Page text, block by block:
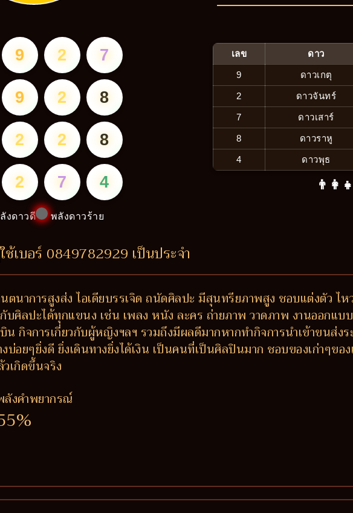
9 2 7
9 2 8
2 2 8
2 7 4
งดาวดี พลังดาวร้าย
เลข ดาว
9 ดาวเกตุ
2 ดาวจันทร์
7 ดาวเสาร์
8 ดาวราหู
4 ดาวพุธ
ช้เบอร์ 0849782929 เป็นประจำ
ตนาการสูงส่ง ไอเดียบรรเจิด ถนัดศิลปะ มีสุนทรียภาพสูง ชอบแต่งตัว ไ
กับศิลปะได้ทุกแขนง เช่น เพลง หนัง ละคร ถ่ายภาพ วาดภาพ งานออกแบ
น กิจการเกี่ยวกับผู้หญิงฯลฯ รวมถึงมีผลดีมากหากทำกิจการนำเข้าขนส่งร
บ่อยๆยิ่งดี ยิ่งเดินทางยิ่งได้เงิน เป็นคนที่เป็นศิลปินมาก ชอบของเก่าๆขอ
เกิดขึ้นจริง
ลังคำพยากรณ์